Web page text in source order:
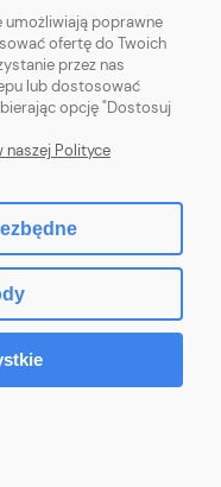
|TEL:509-636-356
umożliwiają poprawne
ofertę do Twoich
przez nas
lub dostosować
opcję "Dostosuj
naszej Polityce